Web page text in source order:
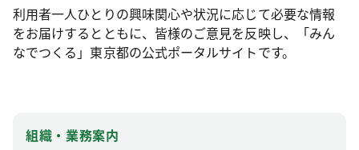
利用者一人ひとりの興味関心や状況に応じて必要な情報
をお届けするとともに、皆様のご意見を反映し、「みん
なでつくる」東京都の公式ポータルサイトです。
組織・業務案内